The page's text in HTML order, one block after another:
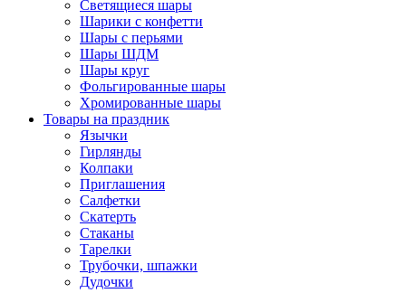
Светящиеся шары
Шарики с конфетти
Шары с перьями
Шары ШДМ
Шары круг
Фольгированные шары
Хромированные шары
Товары на праздник
Язычки
Гирлянды
Колпаки
Приглашения
Салфетки
Скатерть
Стаканы
Тарелки
Трубочки, шпажки
Дудочки